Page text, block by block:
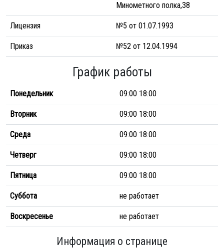
Минометного полка,38
Лицензия №5 от 01.07.1993
Приказ №52 от 12.04.1994
График работы
Понедельник 09:00 18:00
Вторник 09:00 18:00
Среда 09:00 18:00
Четверг 09:00 18:00
Пятница 09:00 18:00
Суббота не работает
Воскресенье не работает
Информация о странице